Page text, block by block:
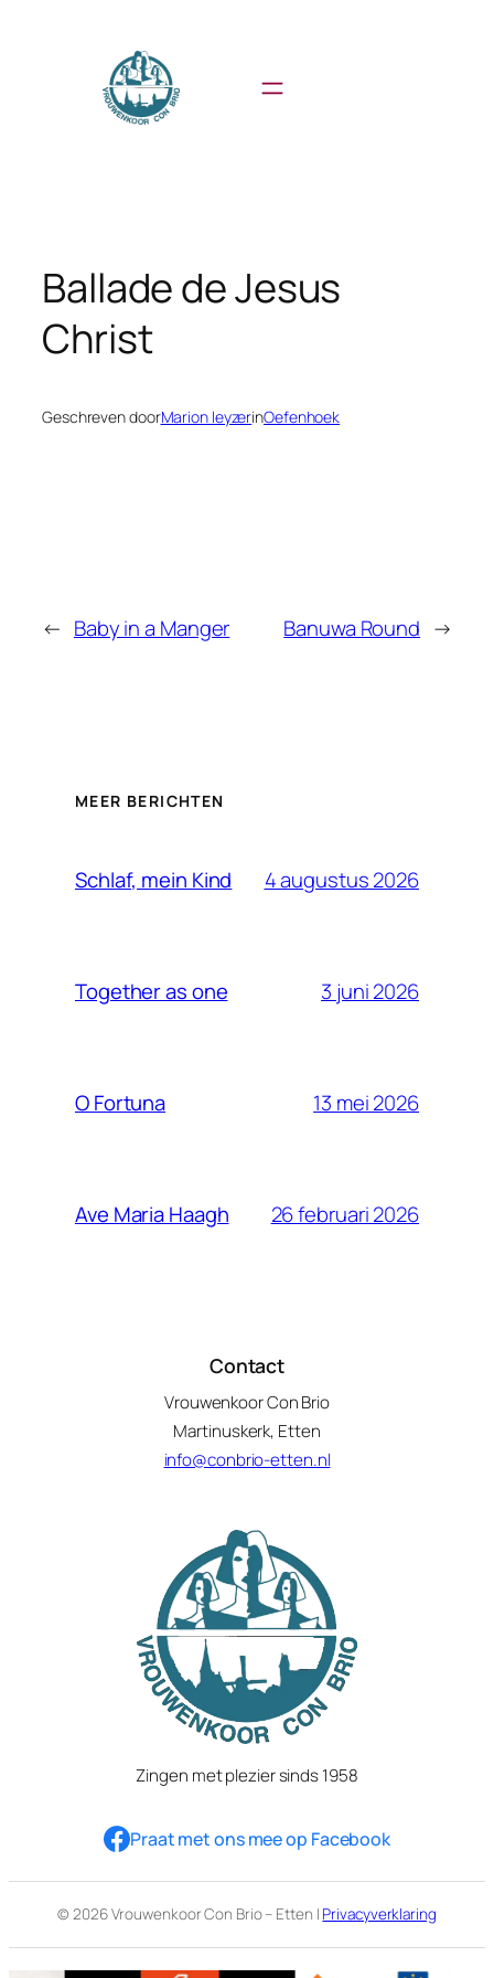
Ballade de Jesus
Christ
Geschreven doorMarion leyzerinOefenhoek
← Baby in a Manger Banuwa Round →
MEER BERICHTEN
Schlaf, mein Kind 4 augustus 2026
Together as one 3 juni 2026
O Fortuna 13 mei 2026
Ave Maria Haagh 26 februari 2026
Contact
Vrouwenkoor Con Brio
Martinuskerk, Etten
info@conbrio-etten.nl
Zingen met plezier sinds 1958
Praat met ons mee op Facebook
© 2026 Vrouwenkoor Con Brio – Etten | Privacyverklaring